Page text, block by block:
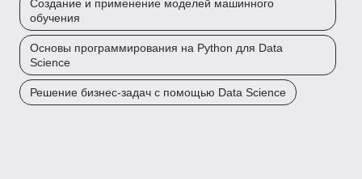
Создание и применение моделей машинного
обучения
Основы программирования на Python для Data
Science
Решение бизнес-задач с помощью Data Science